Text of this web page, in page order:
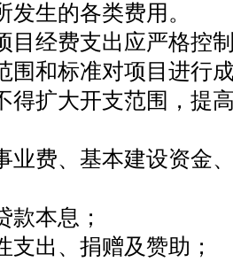
生的各类费用。
经费支出应严格控
围和标准对项目进行
得扩大开支范围，提
费、基本建设资金、
本息；
出、捐赠及赞助；